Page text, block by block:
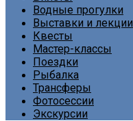
Водные прогулки
Выставки и лекции
Квесты
Мастер-классы
Поездки
Рыбалка
Трансферы
Фотосессии
Экскурсии